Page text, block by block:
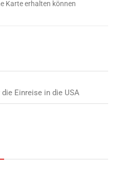
Karte erhalten können
die Einreise in die USA